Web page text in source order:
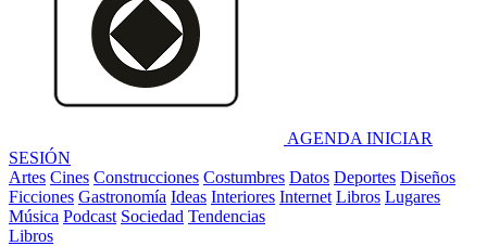
AGENDA INICIAR
SESIÓN
Artes Cines Construcciones Costumbres Datos Deportes Diseños
Ficciones Gastronomía Ideas Interiores Internet Libros Lugares
Música Podcast Sociedad Tendencias
Libros